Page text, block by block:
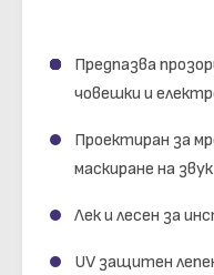
Предпазва
човешки и
Проектиран за
маскиране на
Лек и лесен за
UV защитен